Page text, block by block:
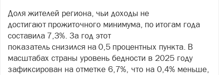
Доля жителей региона, чьи доходы не
достигают прожиточного минимума, по итогам года
составила 7,3%. За год этот
показатель снизился на 0,5 процентных пункта. В
масштабах страны уровень бедности в 2025 году
зафиксирован на отметке 6,7%, что на 0,4% меньше,